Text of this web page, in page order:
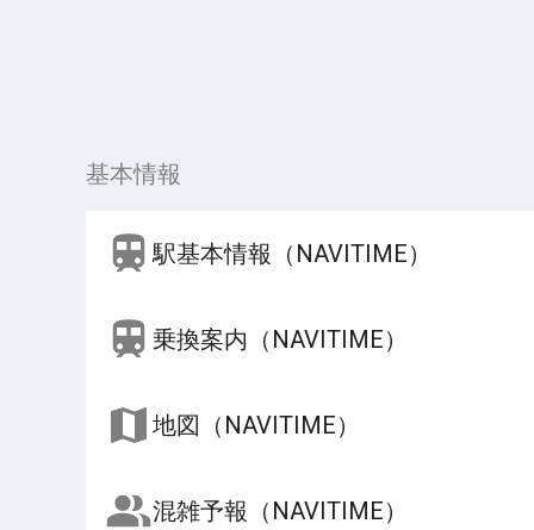
基本情報
駅基本情報（NAVITIME）
乗換案内（NAVITIME）
地図（NAVITIME）
混雑予報（NAVITIME）